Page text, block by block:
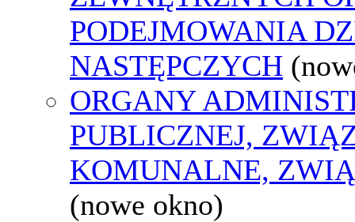
PODEJMOWANIA
NASTĘPCZYCH
ORGANY
PUBLICZNEJ,
KOMUNALNE,
(nowe okno)